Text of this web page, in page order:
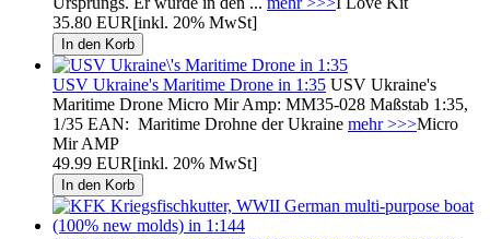
35.80 EUR[inkl. 20% MwSt]
USV Ukraine's Maritime Drone in 1:35 USV Ukraine's
Maritime Drone Micro Mir Amp: MM35-028 Maßstab 1:35,
1/35 EAN: Maritime Drohne der Ukraine mehr >>>Micro
Mir AMP
49.99 EUR[inkl. 20% MwSt]